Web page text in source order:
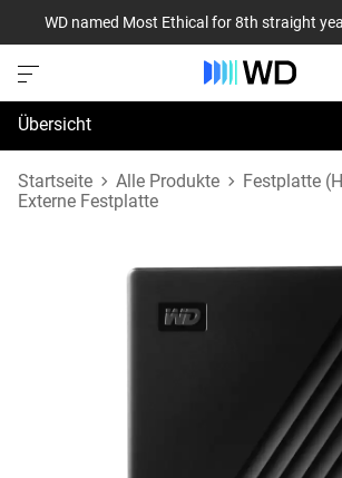
WD named Most Ethical for 8th straight
Übersicht
Technische Daten
Startseite Alle Produkte
Festplatte
Externe Festplatte